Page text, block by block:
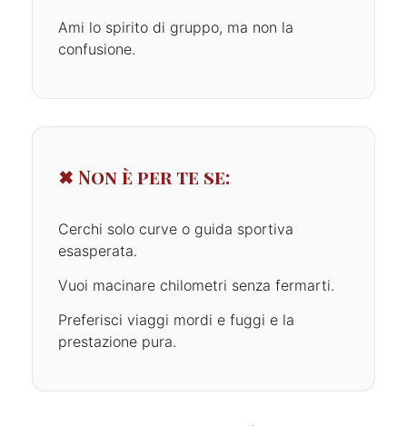
Ami lo spirito di gruppo, ma non la
confusione.
✖ Non è per te se:
Cerchi solo curve o guida sportiva
esasperata.
Vuoi macinare chilometri senza fermarti.
Preferisci viaggi mordi e fuggi e la
prestazione pura.